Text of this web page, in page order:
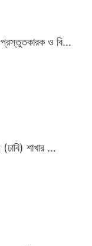
প্রস্তুতকারক ও বি…
(ঢাবি) শাখার …